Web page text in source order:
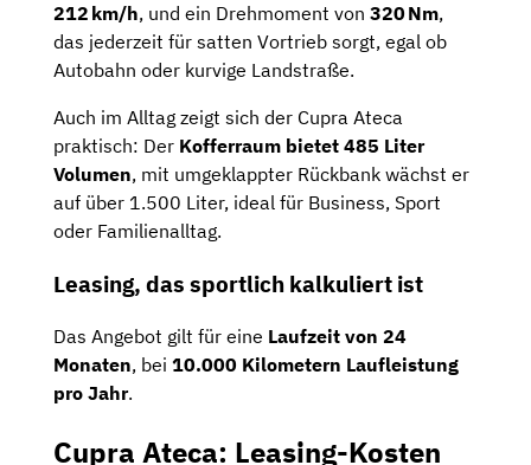
212 km/h, und ein Drehmoment von 320 Nm,
das jederzeit für satten Vortrieb sorgt, egal ob
Autobahn oder kurvige Landstraße.
Auch im Alltag zeigt sich der Cupra Ateca
praktisch: Der Kofferraum bietet 485 Liter
Volumen, mit umgeklappter Rückbank wächst er
auf über 1.500 Liter, ideal für Business, Sport
oder Familienalltag.
Leasing, das sportlich kalkuliert ist
Das Angebot gilt für eine Laufzeit von 24
Monaten, bei 10.000 Kilometern Laufleistung
pro Jahr.
Cupra Ateca: Leasing-Kosten